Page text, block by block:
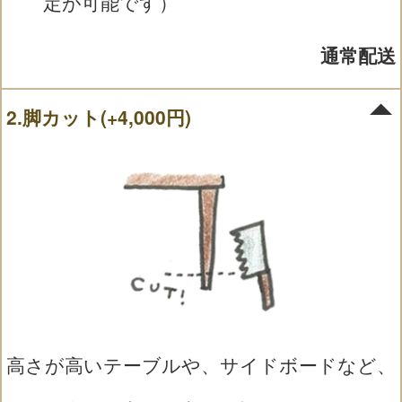
通常配送
2.脚カット(+4,000円)
高さが高いテーブルや、サイドボードなど、